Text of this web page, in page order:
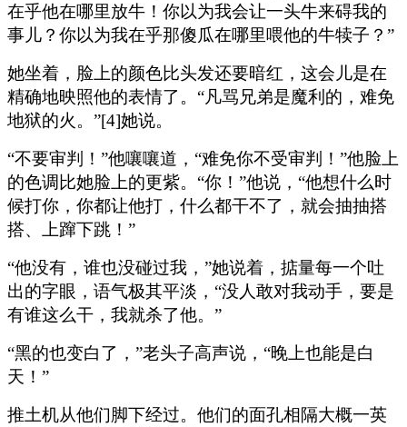
在乎他在哪里放牛！你以为我会让一头牛来碍我的
事儿？你以为我在乎那傻瓜在哪里喂他的牛犊子？”
她坐着，脸上的颜色比头发还要暗红，这会儿是在
精确地映照他的表情了。“凡骂兄弟是魔利的，难免
地狱的火。”[4]她说。
“不要审判！”他嚷嚷道，“难免你不受审判！”他脸上
的色调比她脸上的更紫。“你！”他说，“他想什么时
候打你，你都让他打，什么都干不了，就会抽抽搭
搭、上蹿下跳！”
“他没有，谁也没碰过我，”她说着，掂量每一个吐
出的字眼，语气极其平淡，“没人敢对我动手，要是
有谁这么干，我就杀了他。”
“黑的也变白了，”老头子高声说，“晚上也能是白
天！”
推土机从他们脚下经过。他们的面孔相隔大概一英